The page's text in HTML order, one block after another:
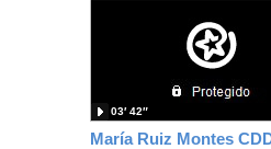
03′ 42″